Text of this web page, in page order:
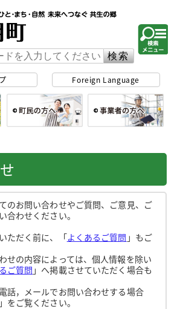
Foreign Language
のお問い合わせやご質問、ご意見、ご
合わせください。
ただく前に、「よくあるご質問 」もご
せの内容によっては、個人情報を除い
ご質問」へ掲載させていただく場合も
話，メールでお問い合わせする場合
」をご覧ください。